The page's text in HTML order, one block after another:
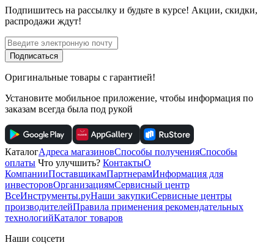
Подпишитесь на рассылку и будьте в курсе! Акции, скидки,
распродажи ждут!
Подписаться
Оригинальные товары с гарантией!
Установите мобильное приложение, чтобы информация по
заказам всегда была под рукой
КаталогАдреса магазиновСпособы полученияСпособы
оплаты Что улучшить? КонтактыО
КомпанииПоставщикамПартнерамИнформация для
инвесторовОрганизациямСервисный центр
ВсеИнструменты.руНаши закупкиСервисные центры
производителейПравила применения рекомендательных
технологийКаталог товаров
Наши соцсети